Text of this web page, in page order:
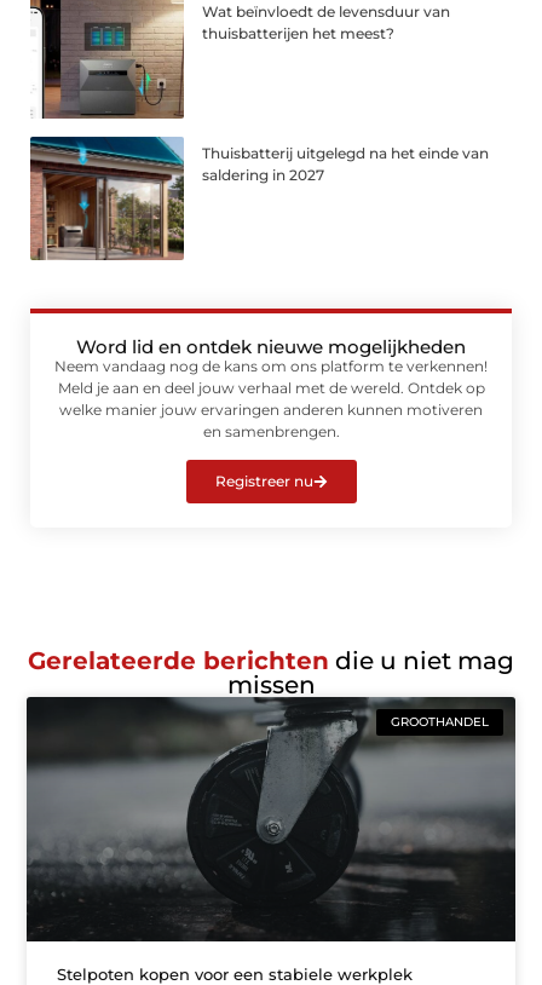
Wat beïnvloedt de levensduur van
thuisbatterijen het meest?
Thuisbatterij uitgelegd na het einde van
saldering in 2027
Word lid en ontdek nieuwe mogelijkheden
Neem vandaag nog de kans om ons platform te verkennen!
Meld je aan en deel jouw verhaal met de wereld. Ontdek op
welke manier jouw ervaringen anderen kunnen motiveren
en samenbrengen.
Registreer nu
Gerelateerde berichten die u niet mag
missen
GROOTHANDEL
Stelpoten kopen voor een stabiele werkplek